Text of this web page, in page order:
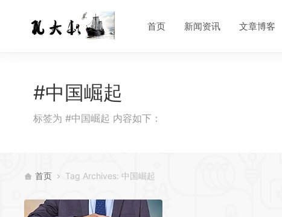
首页 新闻资讯 文章博客
#中国崛起
标签为 #中国崛起 内容如下：
首页 Tag Archives: 中国崛起